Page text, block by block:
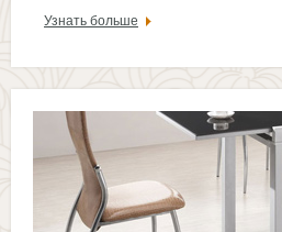
Узнать больше